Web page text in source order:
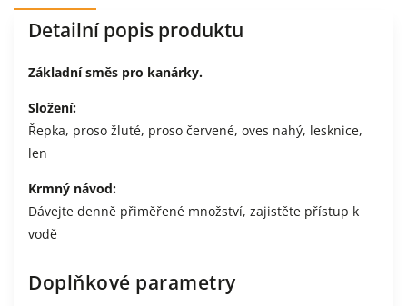
Detailní popis produktu
Základní směs pro kanárky.
Složení:
Řepka, proso žluté, proso červené, oves nahý, lesknice,
len
Krmný návod:
Dávejte denně přiměřené množství, zajistěte přístup k
vodě
Doplňkové parametry